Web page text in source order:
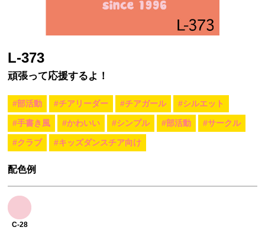
L-373
頑張って応援するよ！
#部活動 #チアリーダー #チアガール #シルエット
#手書き風 #かわいい #シンプル #部活動 #サークル
#クラブ #キッズダンスチア向け
配色例
C-28